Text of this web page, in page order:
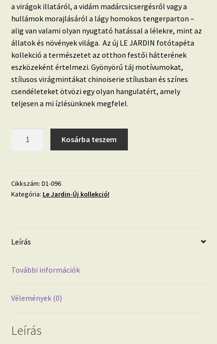
a virágok illatáról, a vidám madárcsicsergésről vagy a
hullámok morajlásáról a lágy homokos tengerparton –
alig van valami olyan nyugtató hatással a lélekre, mint az
állatok és növények világa. Az új LE JARDIN fotótapéta
kollekció a természetet az otthon festői hátterének
eszközeként értelmezi. Gyönyörű táj motívumokat,
stílusos virágmintákat chinoiserie stílusban és színes
csendéleteket ötvözi egy olyan hangulatért, amely
teljesen a mi ízlésünknek megfelel.
ág'
kör
Kosárba teszem
Cikkszám: D1-096
Kategória: Le Jardin-Új kollekció!
Leírás
További információk
Vélemények (0)
Leírás